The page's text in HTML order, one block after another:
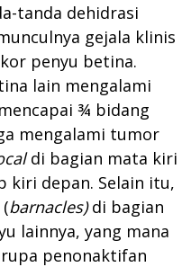
tanda dehidrasi
gejala klinis
penyu betina.
lain mengalami
¾ bidang
mengalami tumor
di bagian mata kiri
kiri depan. Selain itu,
barnacles)di bagian
lainnya, yang mana
penonaktifan